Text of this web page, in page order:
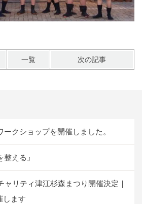
一覧 次の記事
ークショップを開催しました。
整える』
ャリティ津江杉森まつり開催決定｜
します